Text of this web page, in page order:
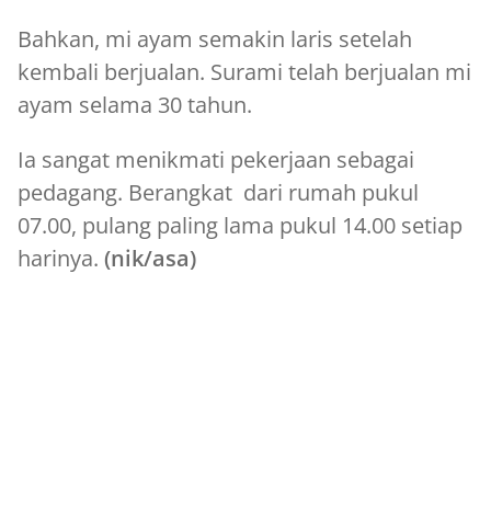
Bahkan, mi ayam semakin laris setelah
kembali berjualan. Surami telah berjualan mi
ayam selama 30 tahun.
Ia sangat menikmati pekerjaan sebagai
pedagang. Berangkat dari rumah pukul
07.00, pulang paling lama pukul 14.00 setiap
harinya. (nik/asa)